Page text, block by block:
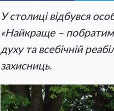
У столиці відбувся
«Найкраще –
духу та всебічній
захисниць.